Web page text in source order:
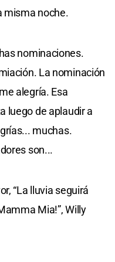
misma noche.
nominaciones.
La nominación
alegría. Esa
luego de aplaudir a
muchas.
son...
“La lluvia seguirá
Mia!”, Willy